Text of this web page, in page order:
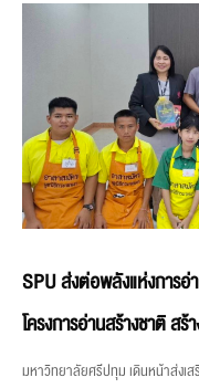
SPU ส่งต่อพลังแห่งการ
โครงการอ่านสร้างชาติ ส
มหาวิทยาลัยศรีปทุม เดินหน้าส่งเ